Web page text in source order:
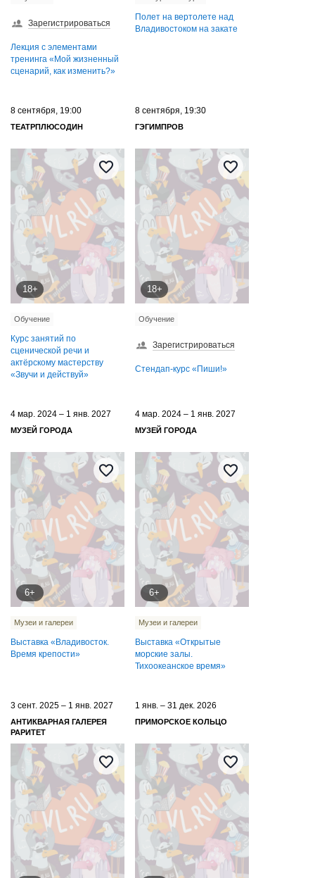
Зарегистрироваться
Лекция с элементами
тренинга «Мой жизненный
сценарий, как изменить?»
Полет на вертолете над
Владивостоком на закате
8 сентября, 19:00
ТЕАТРПЛЮСОДИН
18+
Обучение
Курс занятий по
сценической речи и
актёрскому мастерству
«Звучи и действуй»
8 сентября, 19:30
ГЭГИМПРОВ
18+
Обучение
Зарегистрироваться
Стендап-курс «Пиши!»
4 мар. 2024 – 1 янв. 2027
МУЗЕЙ ГОРОДА
6+
Музеи и галереи
Выставка «Владивосток.
Время крепости»
4 мар. 2024 – 1 янв. 2027
МУЗЕЙ ГОРОДА
6+
Музеи и галереи
Выставка «Открытые
морские залы.
Тихоокеанское время»
3 сент. 2025 – 1 янв. 2027
АНТИКВАРНАЯ ГАЛЕРЕЯ
РАРИТЕТ
1 янв. – 31 дек. 2026
ПРИМОРСКОЕ КОЛЬЦО